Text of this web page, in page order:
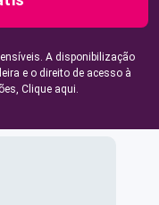
A disponibilização
e o direito de acesso à
Clique aqui.